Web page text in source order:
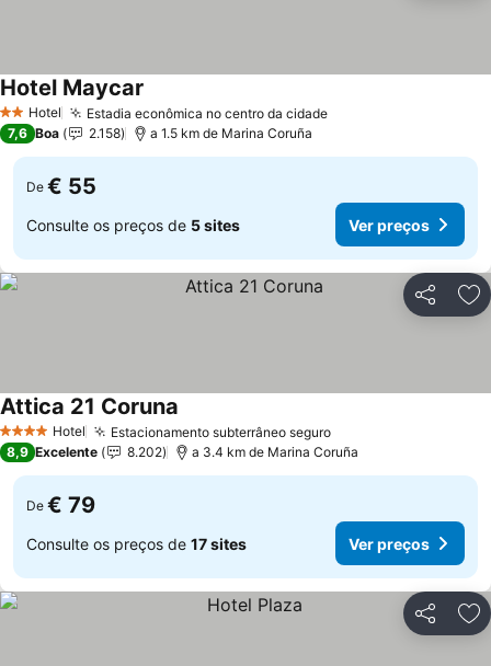
2 Estrelas
Hotel Estadia econômica no centro da cidade
Hotel Maycar
7,6 Boa 2.158 a 1.5 km de Marina Coruña
De € 55
Consulte os preços de 5 sites Ver preços
Partilhar
4 EstrelasHotel Estacionamento subterrâneo seguro
Attica 21 Coruna
8,9 Excelente 8.202 a 3.4 km de Marina Coruña
De € 79
Consulte os preços de 17 sites Ver preços
Partilhar